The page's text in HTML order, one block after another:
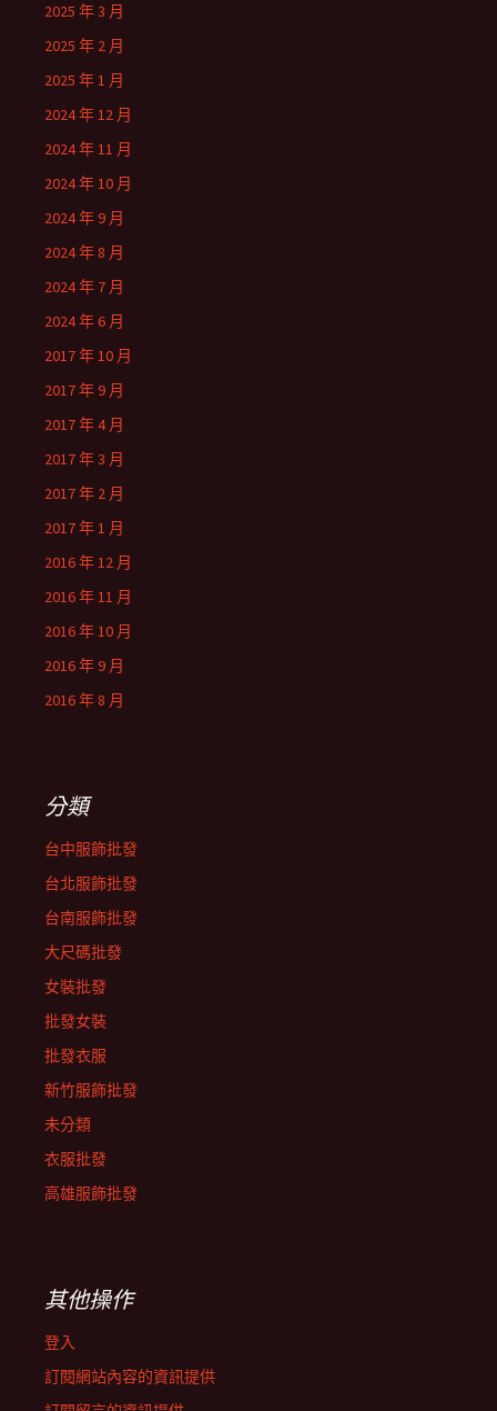
2025 年 3 月
2025 年 2 月
2025 年 1 月
2024 年 12 月
2024 年 11 月
2024 年 10 月
2024 年 9 月
2024 年 8 月
2024 年 7 月
2024 年 6 月
2017 年 10 月
2017 年 9 月
2017 年 4 月
2017 年 3 月
2017 年 2 月
2017 年 1 月
2016 年 12 月
2016 年 11 月
2016 年 10 月
2016 年 9 月
2016 年 8 月
分類
台中服飾批發
台北服飾批發
台南服飾批發
大尺碼批發
女裝批發
批發女裝
批發衣服
新竹服飾批發
未分類
衣服批發
高雄服飾批發
其他操作
登入
訂閱網站內容的資訊提供